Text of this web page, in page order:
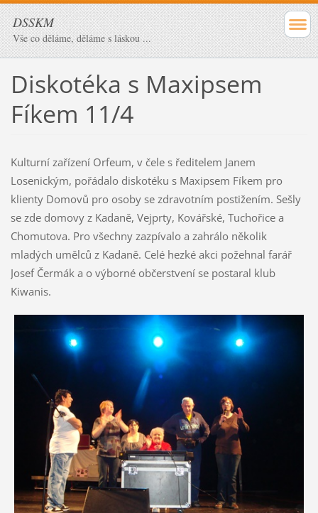
DSSKM
Vše co děláme, děláme s láskou ...
Diskotéka s Maxipsem
Fíkem 11/4
Kulturní zařízení Orfeum, v čele s ředitelem Janem
Losenickým, pořádalo diskotéku s Maxipsem Fíkem pro
klienty Domovů pro osoby se zdravotním postižením. Sešly
se zde domovy z Kadaně, Vejprty, Kovářské, Tuchořice a
Chomutova. Pro všechny zazpívalo a zahrálo několik
mladých umělců z Kadaně. Celé hezké akci požehnal farář
Josef Čermák a o výborné občerstvení se postaral klub
Kiwanis.